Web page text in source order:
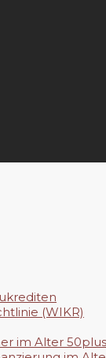
(WIKR)
im Alter